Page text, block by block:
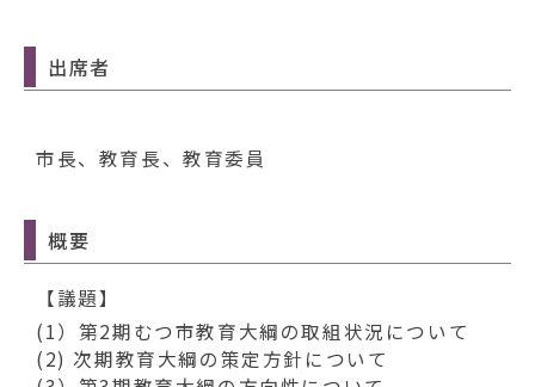
出席者
市長、教育長、教育委員
概要
【議題】
(1）第2期むつ市教育大綱の取組状況について
(2) 次期教育大綱の策定方針について